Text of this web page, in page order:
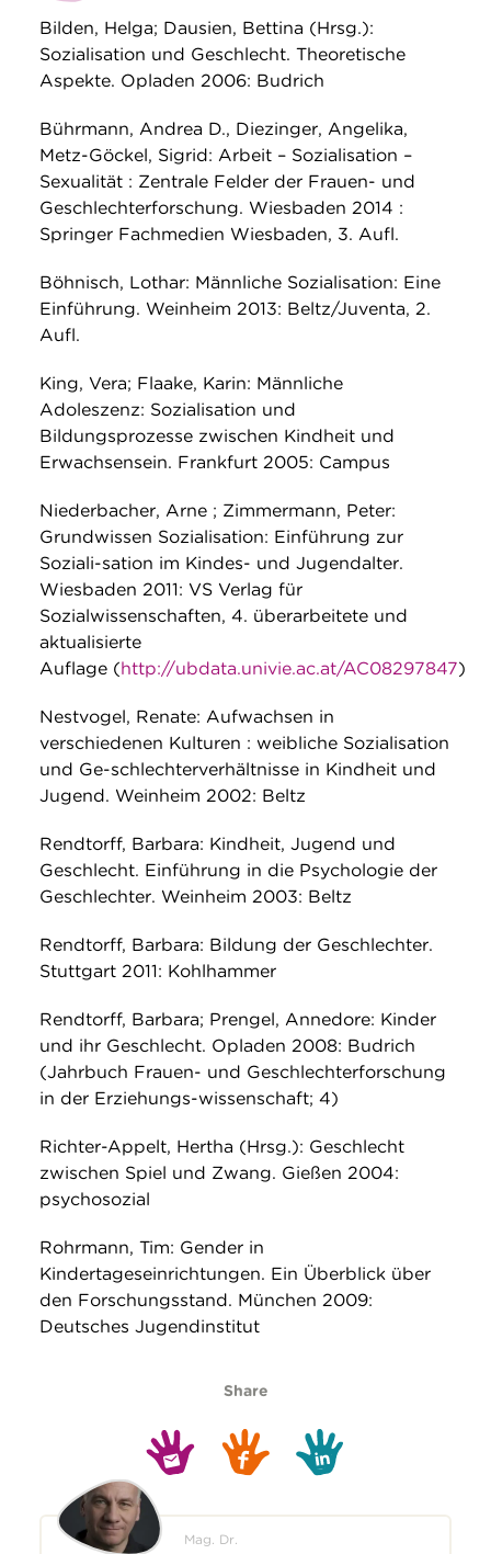
Bilden, Helga; Dausien, Bettina (Hrsg.):
Sozialisation und Geschlecht. Theoretische
Aspekte. Opladen 2006: Budrich
Bührmann, Andrea D., Diezinger, Angelika,
Metz-Göckel, Sigrid: Arbeit – Sozialisation –
Sexualität : Zentrale Felder der Frauen- und
Geschlechterforschung. Wiesbaden 2014 :
Springer Fachmedien Wiesbaden, 3. Aufl.
Böhnisch, Lothar: Männliche Sozialisation: Eine
Einführung. Weinheim 2013: Beltz/Juventa, 2.
Aufl.
King, Vera; Flaake, Karin: Männliche
Adoleszenz: Sozialisation und
Bildungsprozesse zwischen Kindheit und
Erwachsensein. Frankfurt 2005: Campus
Niederbacher, Arne ; Zimmermann, Peter:
Grundwissen Sozialisation: Einführung zur
Soziali-sation im Kindes- und Jugendalter.
Wiesbaden 2011: VS Verlag für
Sozialwissenschaften, 4. überarbeitete und
aktualisierte
Auflage (http://ubdata.univie.ac.at/AC08297847)
Nestvogel, Renate: Aufwachsen in
verschiedenen Kulturen : weibliche Sozialisation
und Ge-schlechterverhältnisse in Kindheit und
Jugend. Weinheim 2002: Beltz
Rendtorff, Barbara: Kindheit, Jugend und
Geschlecht. Einführung in die Psychologie der
Geschlechter. Weinheim 2003: Beltz
Rendtorff, Barbara: Bildung der Geschlechter.
Stuttgart 2011: Kohlhammer
Rendtorff, Barbara; Prengel, Annedore: Kinder
und ihr Geschlecht. Opladen 2008: Budrich
(Jahrbuch Frauen- und Geschlechterforschung
in der Erziehungs-wissenschaft; 4)
Richter-Appelt, Hertha (Hrsg.): Geschlecht
zwischen Spiel und Zwang. Gießen 2004:
psychosozial
Rohrmann, Tim: Gender in
Kindertageseinrichtungen. Ein Überblick über
den Forschungsstand. München 2009:
Deutsches Jugendinstitut
Share
Mag. Dr.